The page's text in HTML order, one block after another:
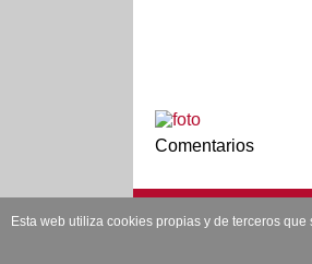
Comentarios
Edita: PSOE
Esta web utiliza cookies propias y de terceros